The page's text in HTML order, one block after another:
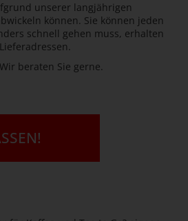
unserer langjährigen
können. Sie können jeden
schnell gehen muss, erhalten
beraten Sie gerne.